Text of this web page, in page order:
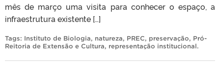
mês de março uma visita para conhecer o espaço, a
infraestrutura existente […]
Tags: Instituto de Biologia, natureza, PREC, preservação, Pró-
Reitoria de Extensão e Cultura, representação institucional.